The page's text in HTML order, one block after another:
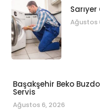
Ağustos
Başakşehir Beko
Servis
Ağustos 6, 2026